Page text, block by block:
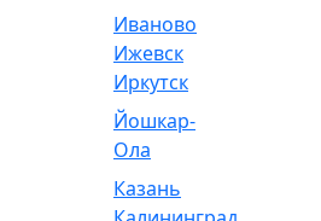
Иваново
Ижевск
Иркутск
Йошкар-
Ола
Казань